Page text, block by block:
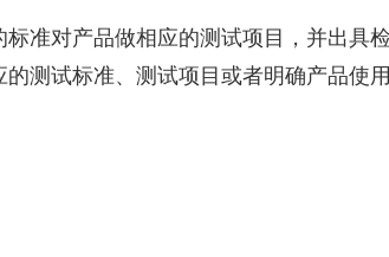
准对产品做相应的测试项目，并出具
测试标准、测试项目或者明确产品